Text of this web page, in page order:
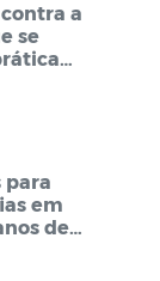
a
se
para
em
de